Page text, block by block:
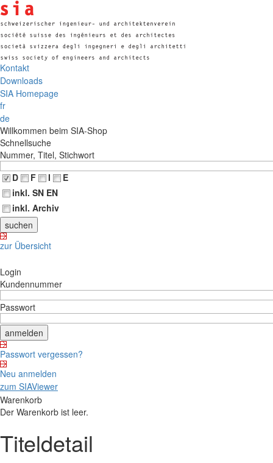
Kontakt
Downloads
SIA Homepage
fr
de
Willkommen beim SIA-Shop
Schnellsuche
Nummer, Titel, Stichwort
D
F I
E
inkl. SN EN
inkl. Archiv
zur Übersicht
Login
Kundennummer
Passwort
Passwort vergessen?
Neu anmelden
zum SIAViewer
Warenkorb
Der Warenkorb ist leer.
Titeldetail